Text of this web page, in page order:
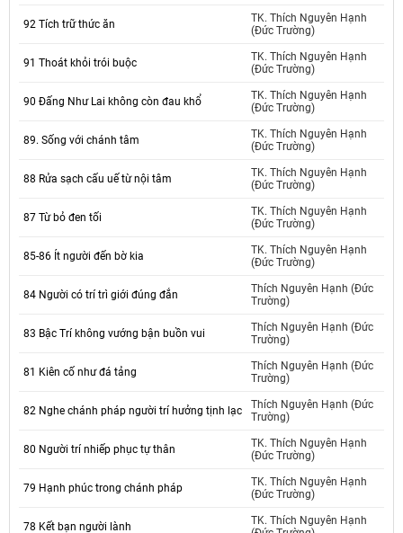
92 Tích trữ thức ăn
TK. Thích Nguyên Hạnh
(Đức Trường)
91 Thoát khỏi trói buộc
TK. Thích Nguyên Hạnh
(Đức Trường)
90 Đấng Như Lai không còn đau khổ
TK. Thích Nguyên Hạnh
(Đức Trường)
89. Sống với chánh tâm
TK. Thích Nguyên Hạnh
(Đức Trường)
88 Rửa sạch cấu uế từ nội tâm
TK. Thích Nguyên Hạnh
(Đức Trường)
87 Từ bỏ đen tối
TK. Thích Nguyên Hạnh
(Đức Trường)
85-86 Ít người đến bờ kia
TK. Thích Nguyên Hạnh
(Đức Trường)
84 Người có trí trì giới đúng đắn
Thích Nguyên Hạnh (Đức
Trường)
83 Bậc Trí không vướng bận buồn vui
Thích Nguyên Hạnh (Đức
Trường)
81 Kiên cố như đá tảng
Thích Nguyên Hạnh (Đức
Trường)
82 Nghe chánh pháp người trí hưởng tịnh lạc
Thích Nguyên Hạnh (Đức
Trường)
80 Người trí nhiếp phục tự thân
TK. Thích Nguyên Hạnh
(Đức Trường)
79 Hạnh phúc trong chánh pháp
TK. Thích Nguyên Hạnh
(Đức Trường)
78 Kết bạn người lành
TK. Thích Nguyên Hạnh